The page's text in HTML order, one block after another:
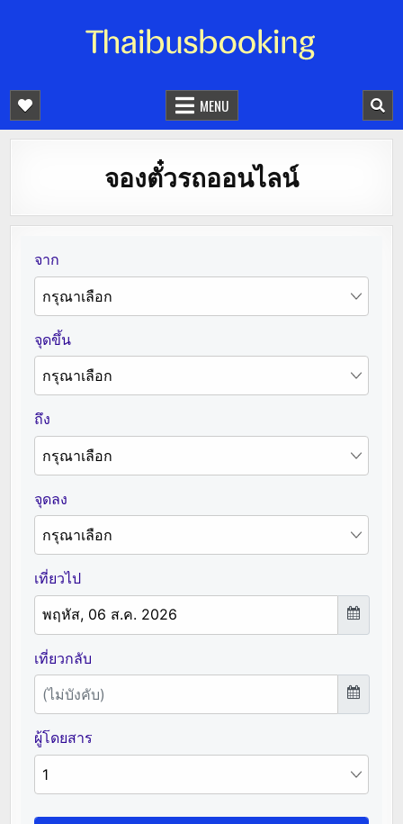
จองตั๋วรถออนไลน์ 24 ชั่วโมง
MENU
จองตั๋วรถออนไลน์